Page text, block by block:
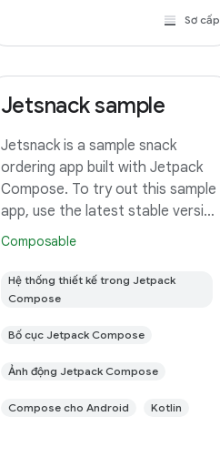
Sơ cấp
Jetsnack sample
Jetsnack is a sample snack
ordering app built with Jetpack
Compose. To try out this sample
app, use the latest stable version
of Android Studio. You can clone
project from Android Studio
following the steps here. This
Composable
Hệ thống thiết kế trong Jetpack
Compose
Bố cục Jetpack Compose
Ảnh động Jetpack Compose
Compose cho Android Kotlin